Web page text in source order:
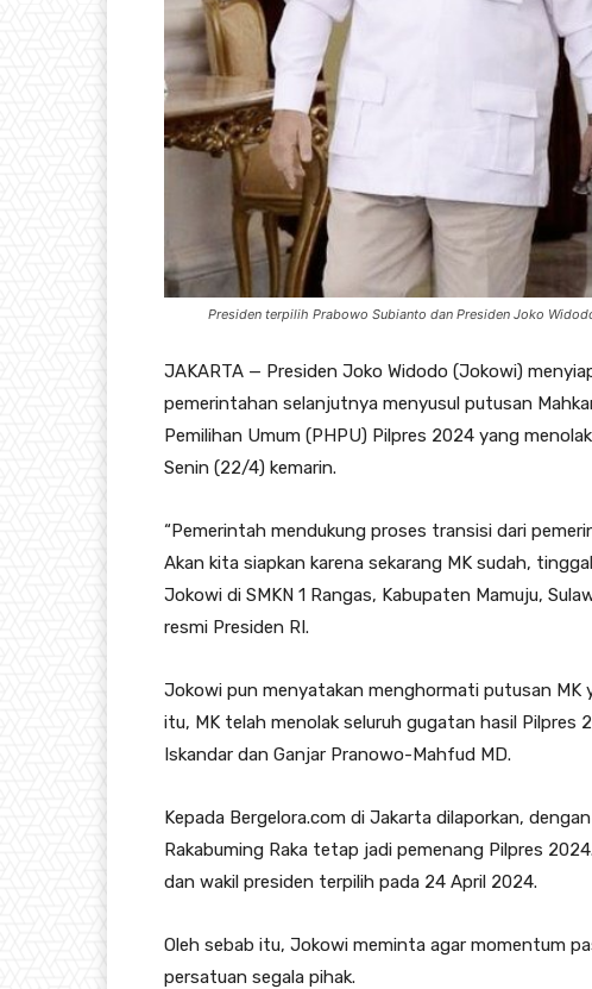
Presiden terpilih Prabowo Subianto dan Presiden Joko
JAKARTA — Presiden Joko Widodo (Jokowi)
pemerintahan selanjutnya menyusul putusan
Pemilihan Umum (PHPU) Pilpres 2024 yang
Senin (22/4) kemarin.
“Pemerintah mendukung proses transisi dari
Akan kita siapkan karena sekarang MK sudah,
Jokowi di SMKN 1 Rangas, Kabupaten Mamuju,
resmi Presiden RI.
Jokowi pun menyatakan menghormati putusan
itu, MK telah menolak seluruh gugatan hasil Pilpres
Iskandar dan Ganjar Pranowo-Mahfud MD.
Kepada Bergelora.com di Jakarta dilaporkan,
Rakabuming Raka tetap jadi pemenang Pilpres
dan wakil presiden terpilih pada 24 April 2024.
Oleh sebab itu, Jokowi meminta agar momentum
persatuan segala pihak.